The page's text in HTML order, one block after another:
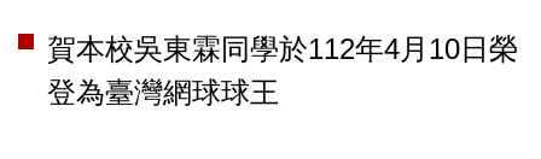
賀本校吳東霖同學於112年4月10日榮
登為臺灣網球球王